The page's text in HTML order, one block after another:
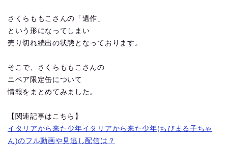
さくらももこさんの「遺作」
という形になってしまい
売り切れ続出の状態となっております。
そこで、さくらももこさんの
ニベア限定缶について
情報をまとめてみました。
【関連記事はこちら】
イタリアから来た少年イタリアから来た少年(ちびまる子ちゃ
ん)のフル動画や見逃し配信は？